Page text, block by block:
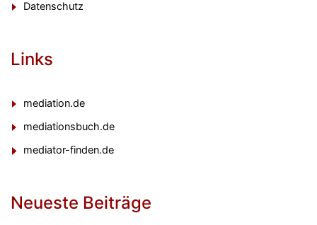
Datenschutz
Links
mediation.de
mediationsbuch.de
mediator-finden.de
Neueste Beiträge